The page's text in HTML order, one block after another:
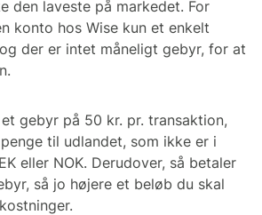
den laveste på markedet. For
konto hos Wise kun et enkelt
der er intet måneligt gebyr, for at
gebyr på 50 kr. pr. transaktion,
til udlandet, som ikke er i
eller NOK. Derudover, så betaler
så jo højere et beløb du skal